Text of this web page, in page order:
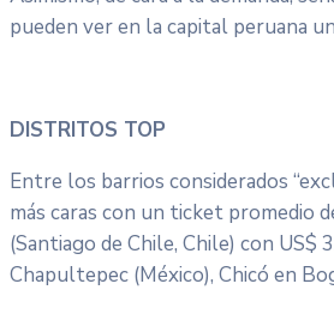
pueden ver en la capital peruana
DISTRITOS TOP
Entre los barrios considerados
más caras con un ticket promedio
(Santiago de Chile, Chile) con US$
Chapultepec (México), Chicó en